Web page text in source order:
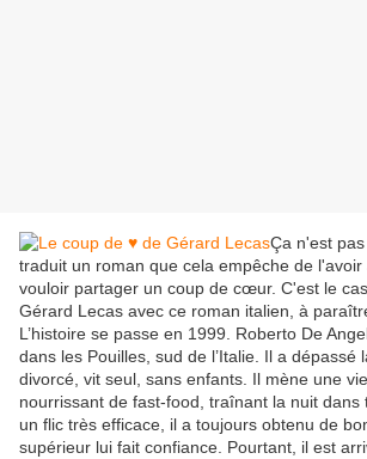
Ça n'est
traduit un roman que cela empêche de
vouloir partager un coup de cœur. C'est le
Gérard Lecas avec ce roman italien, à
L’histoire se passe en 1999. Roberto De
dans les Pouilles, sud de l’Italie. Il a dépassé
divorcé, vit seul, sans enfants. Il mène une
nourrissant de fast-food, traînant la nuit dans
un flic très efficace, il a toujours obtenu de
supérieur lui fait confiance. Pourtant, il est